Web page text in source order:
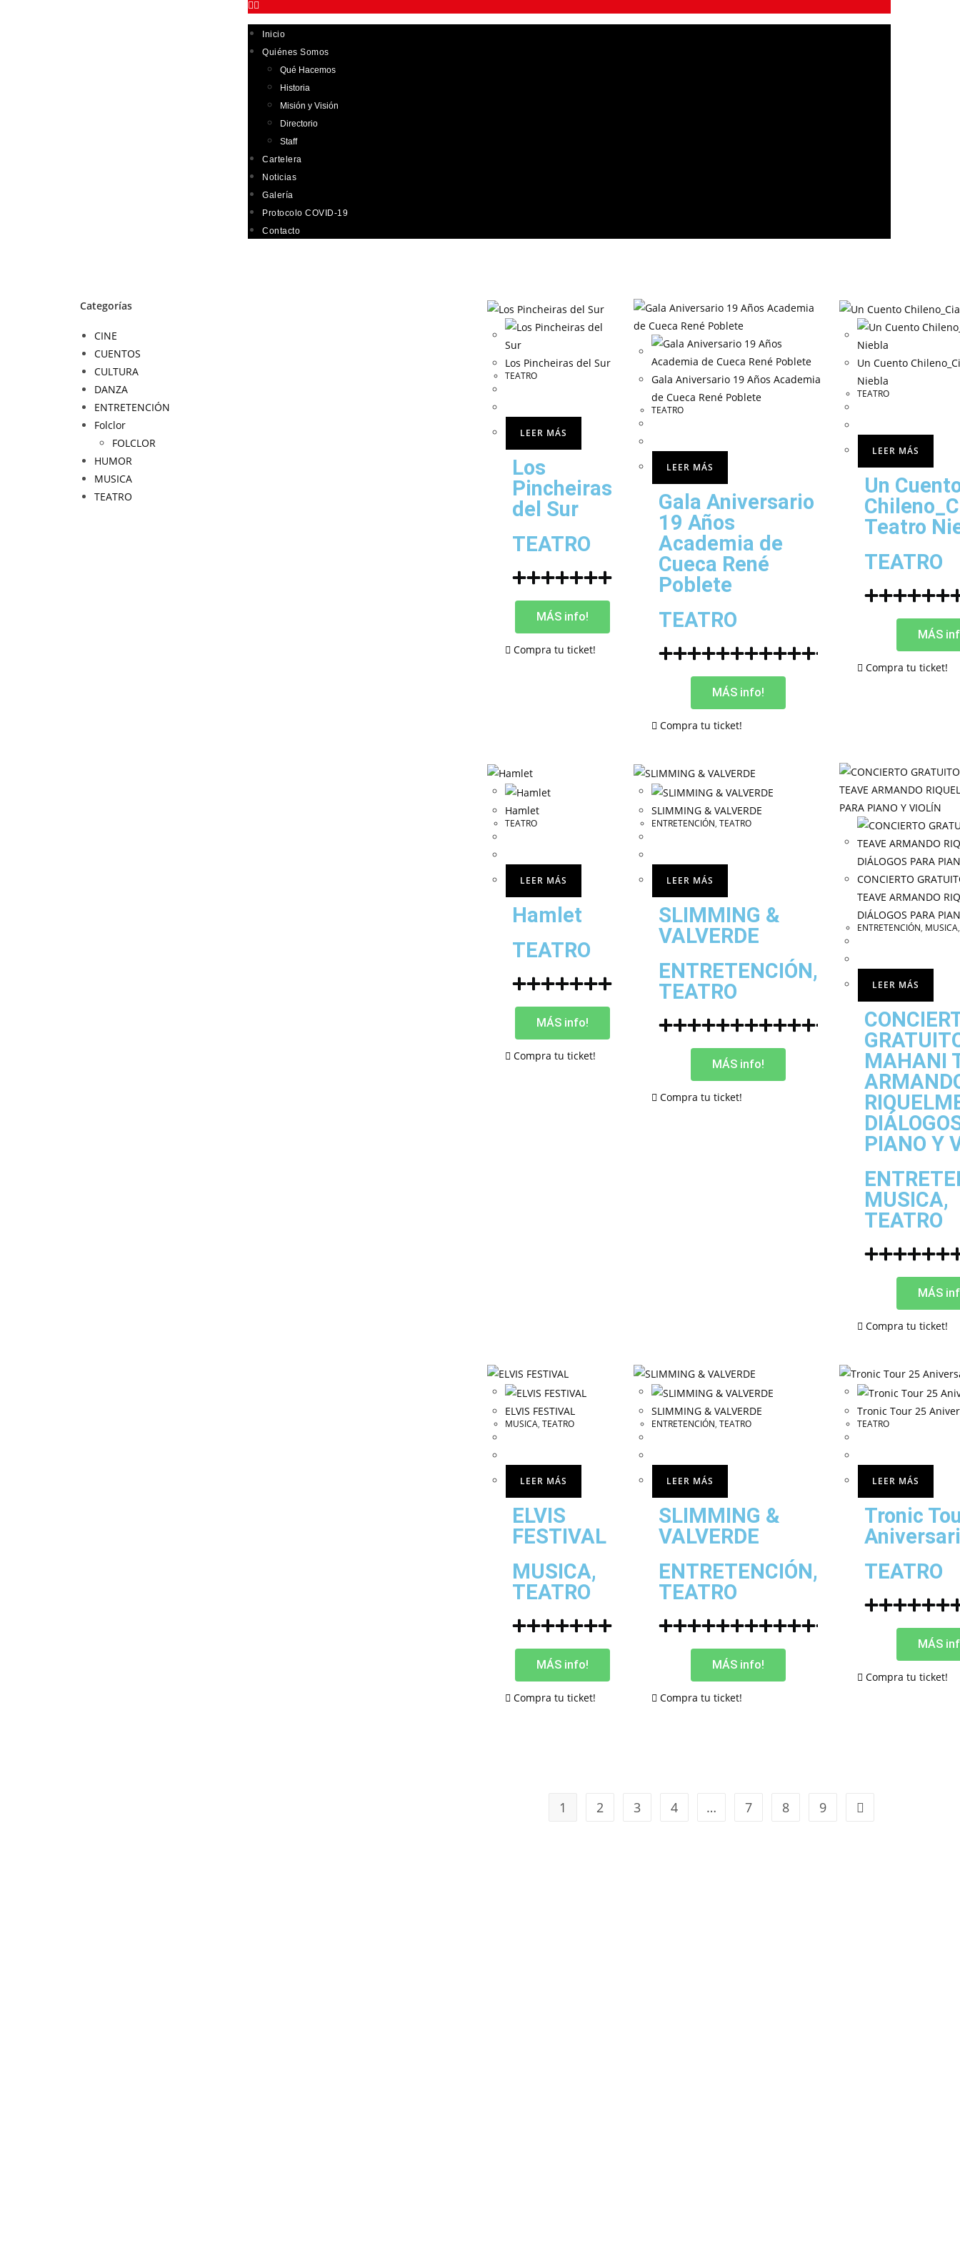
Inicio
Quiénes Somos
Qué Hacemos
Historia
Misión y Visión
Directorio
Staff
Cartelera
Noticias
Galería
Protocolo COVID-19
Contacto
Categorías
CINE
CUENTOS
CULTURA
DANZA
ENTRETENCIÓN
Folclor
FOLCLOR
HUMOR
MUSICA
TEATRO
Los Pincheiras del Sur
TEATRO
LEER MÁS
Los
Pincheiras
del Sur
TEATRO
MÁS info!
Compra tu ticket!
Gala Aniversario 19 Años Academia
de Cueca René Poblete
TEATRO
LEER MÁS
Gala Aniversario
19 Años
Academia de
Cueca René
Poblete
TEATRO
MÁS info!
Compra tu ticket!
Un Cuento
Niebla
TEATRO
LEER MÁS
Un
Teatro
TEATRO
MÁS
Compra tu ticket!
Hamlet
TEATRO
LEER MÁS
Hamlet
TEATRO
MÁS info!
Compra tu ticket!
SLIMMING & VALVERDE
ENTRETENCIÓN, TEATRO
LEER MÁS
SLIMMING &
VALVERDE
ENTRETENCIÓN,
TEATRO
MÁS info!
Compra tu ticket!
CONCIERTO
TEAVE ARMANDO
DIÁLOGOS PARA
ENTRETENCIÓN, MUSICA
LEER MÁS
MAHANI
PIANO Y
MUSICA,
TEATRO
MÁS
Compra tu ticket!
ELVIS FESTIVAL
MUSICA, TEATRO
LEER MÁS
ELVIS
FESTIVAL
MUSICA,
TEATRO
MÁS info!
Compra tu ticket!
SLIMMING & VALVERDE
ENTRETENCIÓN, TEATRO
LEER MÁS
SLIMMING &
VALVERDE
ENTRETENCIÓN,
TEATRO
MÁS info!
Compra tu ticket!
Tronic Tour 25
TEATRO
LEER MÁS
Tronic
TEATRO
MÁS
Compra tu ticket!
1 2 3 4 … 7 8 9